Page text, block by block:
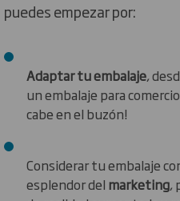
puedes empezar por:
Adaptar tu embalaje,
un embalaje para
cabe en el buzón!
Considerar tu embalaje
esplendor del marketing,